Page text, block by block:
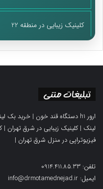
کلینیک زیبایی در منطقه 22
تبلیغات متنی
ارور h1 دستگاه قند خون | خرید بک
لینک |کلینیک زیبایی در شرق تهران |
فیزیوتراپی در منزل شرق تهران |
تلفن: 0914.411.85.33
ایمیل: info@drmotamednejad.ir